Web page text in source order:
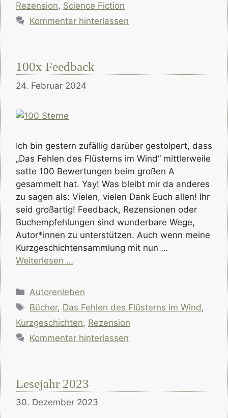
Rezension, Science Fiction
Kommentar hinterlassen
100x Feedback
24. Februar 2024
Ich bin gestern zufällig darüber gestolpert, dass
„Das Fehlen des Flüsterns im Wind“ mittlerweile
satte 100 Bewertungen beim großen A
gesammelt hat. Yay! Was bleibt mir da anderes
zu sagen als: Vielen, vielen Dank Euch allen! Ihr
seid großartig! Feedback, Rezensionen oder
Buchempfehlungen sind wunderbare Wege,
Autor*innen zu unterstützen. Auch wenn meine
Kurzgeschichtensammlung mit nun …
Weiterlesen …
Kategorien
Autorenleben
Schlagwörter
Bücher, Das Fehlen des Flüsterns im Wind ,
Kurzgeschichten, Rezension
Kommentar hinterlassen
Lesejahr 2023
30. Dezember 2023